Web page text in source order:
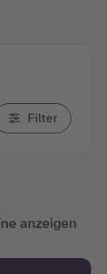
Filter
anzeigen